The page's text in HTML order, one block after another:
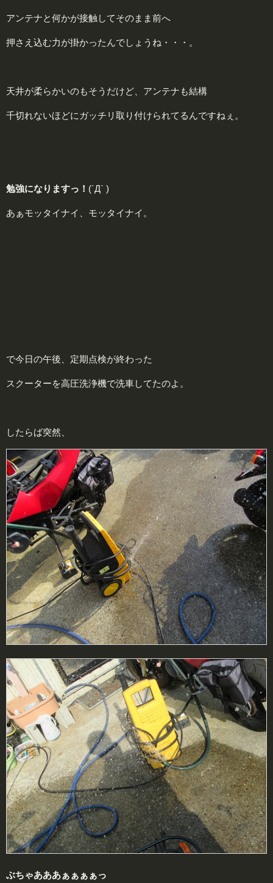
アンテナと何かが接触してそのまま前へ
押さえ込む力が掛かったんでしょうね・・・。
天井が柔らかいのもそうだけど、アンテナも結構
千切れないほどにガッチリ取り付けられてるんですねぇ。
勉強になりますっ！ (´Д` )
あぁモッタイナイ、モッタイナイ。
で今日の午後、定期点検が終わった
スクーターを高圧洗浄機で洗車してたのよ。
したらば突然、
ぶちゃあああぁぁぁぁっ